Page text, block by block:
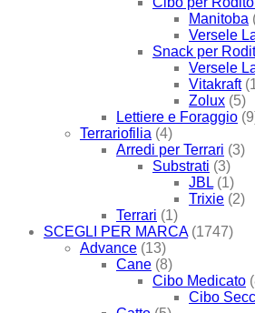
Manitoba
Versele
Snack per
Versele
Vitakraft
Zolux (5)
Lettiere e Foraggio
Terrariofilia (4)
Arredi per Terrari (3)
Substrati (3)
JBL (1)
Trixie (2)
Terrari (1)
SCEGLI PER MARCA (1747)
Advance (13)
Cane (8)
Cibo Medicato
Cibo